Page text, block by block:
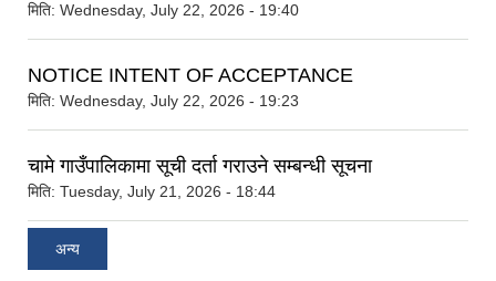
मिति: Wednesday, July 22, 2026 - 19:40
NOTICE INTENT OF ACCEPTANCE
मिति: Wednesday, July 22, 2026 - 19:23
चामे गाउँपालिकामा सूची दर्ता गराउने सम्बन्धी सूचना
मिति: Tuesday, July 21, 2026 - 18:44
अन्य